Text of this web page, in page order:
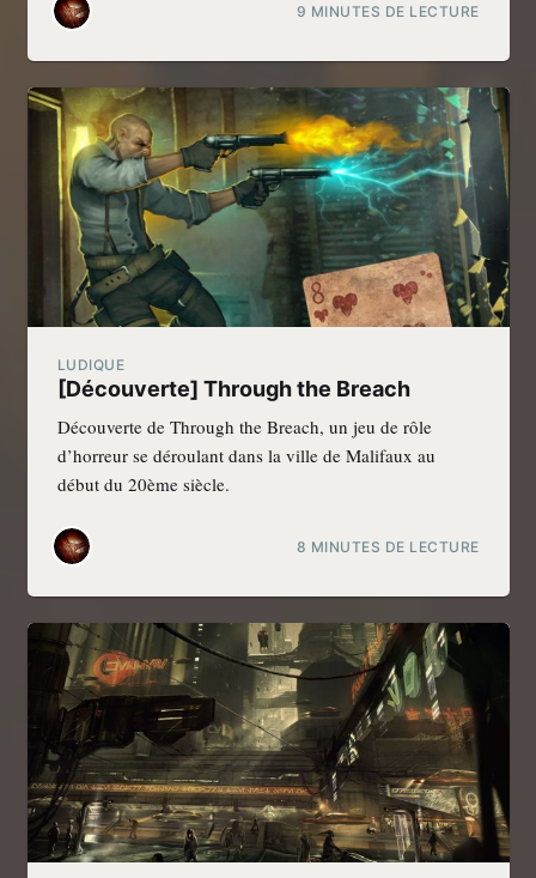
9 MINUTES DE LECTURE
LUDIQUE
[Découverte] Through the Breach
Découverte de Through the Breach, un jeu de rôle
d’horreur se déroulant dans la ville de Malifaux au
début du 20ème siècle.
8 MINUTES DE LECTURE